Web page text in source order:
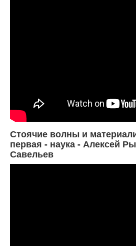
Стоячие волны и
первая - наука - Алексей
Савельев